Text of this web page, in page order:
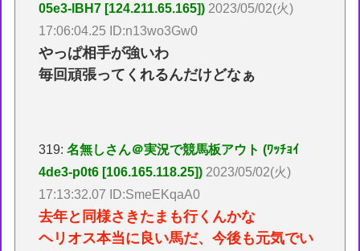
05e3-lBH7 [124.211.65.165]) 2023/05/02(火)
17:06:04.25 ID:n13wo3Gw0
やっぱ相手が強いわ
毎回頑張ってくれるんだけどなぁ
319:名無しさん＠実況で競馬板アウト (ﾜｯﾁｮｲ
4de3-p0t6 [106.165.118.25]) 2023/05/02(火)
17:13:32.07 ID:SmeEKqaA0
去年と同様さきたまも行くんかな
ヘリオス本当に良い馬だ、今後も元気でい